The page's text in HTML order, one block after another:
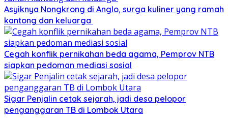
Asyiknya Nongkrong di Anglo, surga kuliner yang ramah
kantong dan keluarga
Cegah konflik pernikahan beda agama, Pemprov NTB
siapkan pedoman mediasi sosial
Sigar Penjalin cetak sejarah, jadi desa pelopor
penganggaran TB di Lombok Utara